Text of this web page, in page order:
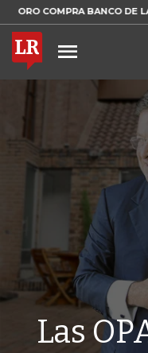
BANCO DE LA
Las